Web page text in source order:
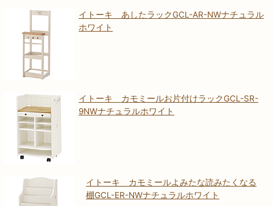
イトーキ あしたラックGCL-AR-NWナチュラル
ホワイト
イトーキ カモミールお片付けラックGCL-SR-
9NWナチュラルホワイト
イトーキ カモミールよみたな読みたくなる
棚GCL-ER-NWナチュラルホワイト